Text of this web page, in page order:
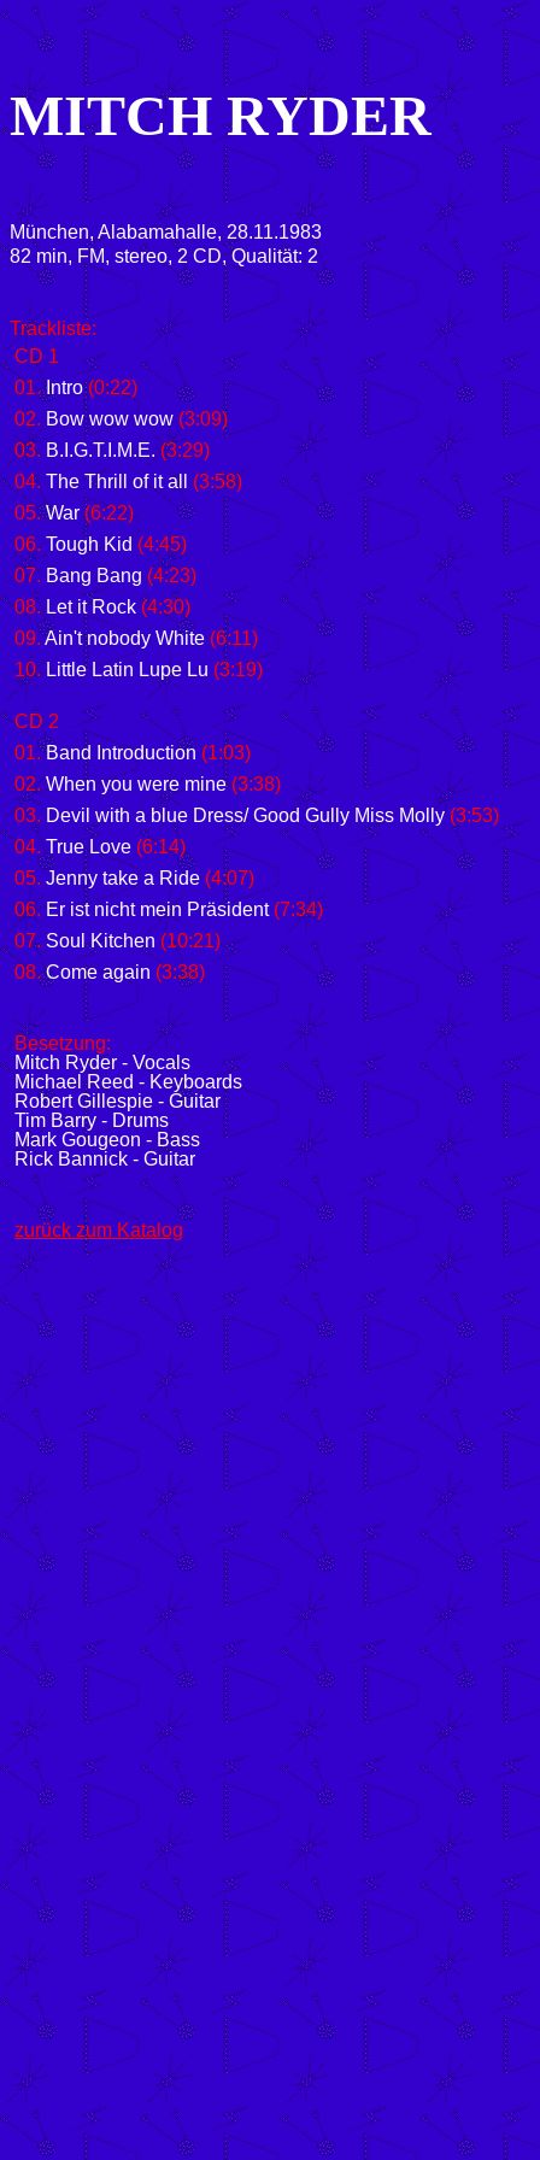
MITCH RYDER
München, Alabamahalle, 28.11.1983
82 min, FM, stereo, 2 CD, Qualität: 2
Trackliste:
CD 1
01.Intro(0:22)
02. Bow wow wow (3:09)
03. B.I.G.T.I.M.E.(3:29)
04. The Thrill of it all
(3:58)
05.War(6:22)
06.Tough Kid(4:45)
07. Bang Bang (4:23)
08. Let it Rock (4:30)
09.Ain't nobody White (6:11)
10.Little Latin Lupe Lu (3:19)
CD 2
01.Band Introduction (1:03)
02.When you were mine(3:38)
03. Devil with a blue Dress/ Good Gully Miss Molly(3:53)
04.True Love (6:14)
05. Jenny take a Ride (4:07)
06.Er ist nicht mein Präsident(7:34)
07. Soul Kitchen (10:21)
08.Come again (3:38)
Besetzung:
Mitch Ryder - Vocals
Michael Reed - Keyboards
Robert Gillespie - Guitar
Tim Barry - Drums
Mark Gougeon - Bass
Rick Bannick - Guitar
zurück zum Katalog